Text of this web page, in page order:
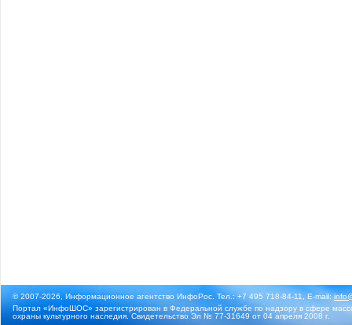
© 2007-2026, Информационное агентство ИнфоРос. Тел.: +7 495 718-84-11, E-mail:
Портал «ИнфоШОС» зарегистрирован в Федеральной службе по надзору в сфере
охраны культурного наследия. Свидетельство Эл № 77-31649 от 04 апреля 2008 г.